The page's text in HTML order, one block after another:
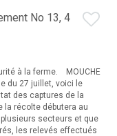
No 13, 4
à la ferme. MOUCHE
du 27 juillet, voici le
des captures de la
la récolte débutera au
secteurs et que
les relevés effectués